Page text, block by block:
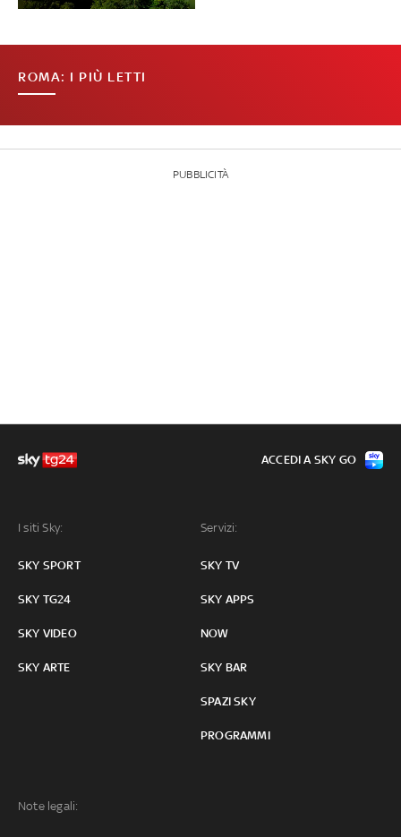
ROMA: I PIÙ LETTI
PUBBLICITÀ
I siti Sky:
SKY SPORT
SKY TG24
SKY VIDEO
SKY ARTE
Servizi:
SKY TV
SKY APPS
NOW
SKY BAR
SPAZI SKY
PROGRAMMI
Note legali:
ACCEDI A SKY GO